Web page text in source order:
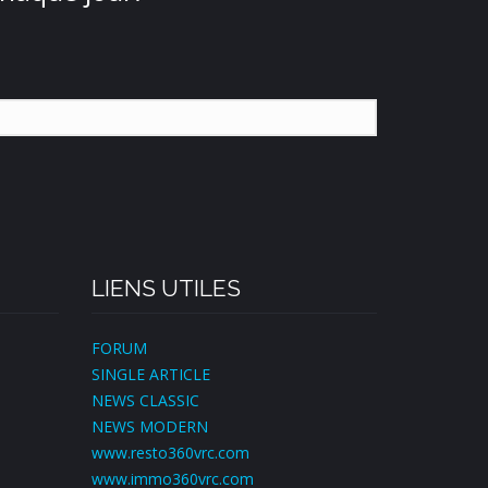
LIENS UTILES
FORUM
SINGLE ARTICLE
NEWS CLASSIC
NEWS MODERN
www.resto360vrc.com
www.immo360vrc.com